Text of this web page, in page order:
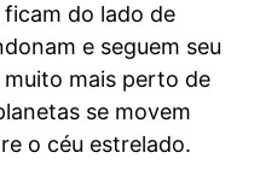
do lado de
e seguem seu
mais perto de
se movem
o céu estrelado.